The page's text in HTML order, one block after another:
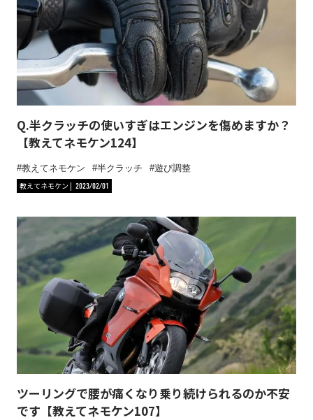
Q.半クラッチの使いすぎはエンジンを傷めますか？
【教えてネモケン124】
教えてネモケン 半クラッチ
遊び調整
教えてネモケン
2023/02/01
ツーリングで腰が痛くなり乗り続けられるのか不安
です【教えてネモケン107】